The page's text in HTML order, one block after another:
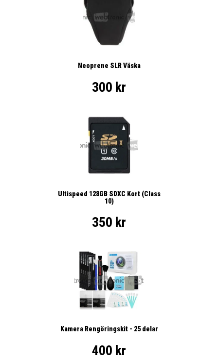
Neoprene SLR Väska
300 kr
Ultispeed 128GB SDXC Kort (Class
10)
350 kr
Kamera Rengöringskit - 25 delar
400 kr